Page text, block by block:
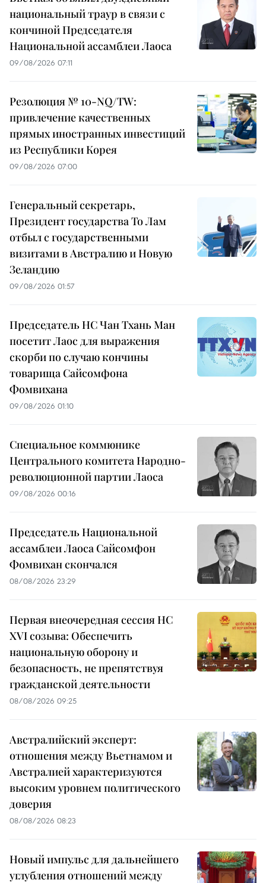
национальный траур в связи с
кончиной Председателя
Национальной ассамблеи Лаоса
09/08/2026 07:11
Резолюция № 10-NQ/TW:
привлечение качественных
прямых иностранных инвестиций
из Республики Корея
09/08/2026 07:00
Генеральный секретарь,
Президент государства То Лам
отбыл с государственными
визитами в Австралию и Новую
Зеландию
09/08/2026 01:57
Председатель НС Чан Тхань Ман
посетит Лаос для выражения
скорби по случаю кончины
товарища Сайсомфона
Фомвихана
09/08/2026 01:10
Специальное коммюнике
Центрального комитета Народно-
революционной партии Лаоса
09/08/2026 00:16
Председатель Национальной
ассамблеи Лаоса Сайсомфон
Фомвихан скончался
08/08/2026 23:29
Первая внеочередная сессия НС
XVI созыва: Обеспечить
национальную оборону и
безопасность, не препятствуя
гражданской деятельности
08/08/2026 09:25
Австралийский эксперт:
отношения между Вьетнамом и
Австралией характеризуются
высоким уровнем политического
доверия
08/08/2026 08:23
Новый импульс для дальнейшего
углубления отношений между